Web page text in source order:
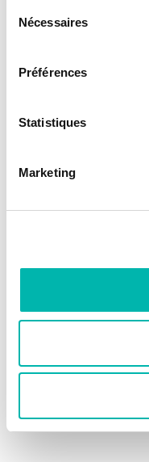
Nécessaires
Préférences
Statistiques
Marketing